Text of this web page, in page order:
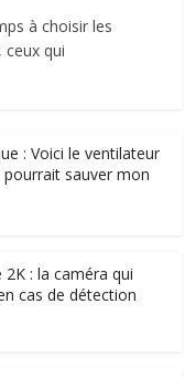
à choisir les
ceux qui
: Voici le ventilateur
sauver mon
2K : la caméra qui
cas de détection